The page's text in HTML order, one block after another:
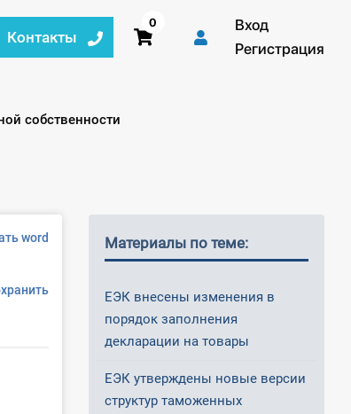
Контакты
0
Вход
Регистрация
собственности
word Материалы по теме:
ЕЭК внесены изменения в
порядок заполнения
декларации на товары
ЕЭК утверждены новые версии
структур таможенных